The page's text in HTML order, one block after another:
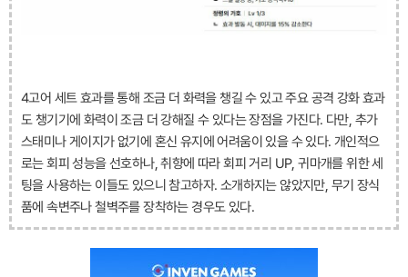
4고어 세트 효과를 통해 조금 더 화력을 챙길 수 있고 주요 공격 강화 효과
도 챙기기에 화력이 조금 더 강해질 수 있다는 장점을 가진다. 다만, 추가
스태미나 게이지가 없기에 혼신 유지에 어려움이 있을 수 있다. 개인적으
로는 회피 성능을 선호하나, 취향에 따라 회피 거리 UP, 귀마개를 위한 세
팅을 사용하는 이들도 있으니 참고하자. 소개하지는 않았지만, 무기 장식
품에 속변주나 철벽주를 장착하는 경우도 있다.